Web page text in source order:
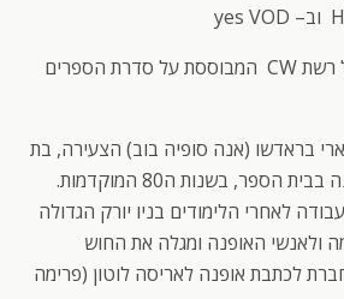
עונה חדשה לדרמה של רשת CW המבוססת על סדרת הספרים
בראדשו (אנה סופיה בוב) הצעירה, בת
בשנות ה80 המוקדמות.
לאחרי הלימודים בניו יורק הגדולה
ולאנשי האופנה ומגלה את החוש
לכתבת אופנה לאריסה לוטון (פרימה